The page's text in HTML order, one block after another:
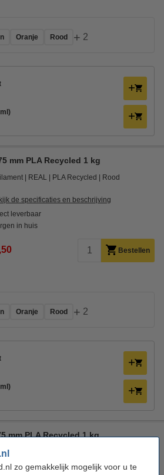
zo gemakkelijk mogelijk voor u te
Oranje Rood + 2
mm PLA Recycled 1 kg
REAL PLA Recycled Rood
de specificaties en beschrijving
leverbaar
in huis
Bestellen
Oranje Rood + 2
mm PLA Recycled 1 kg